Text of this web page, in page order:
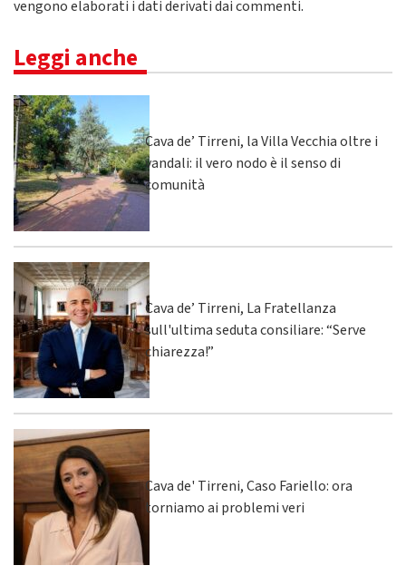
vengono elaborati i dati derivati dai commenti.
Leggi anche
Cava de’ Tirreni, la Villa Vecchia oltre i
vandali: il vero nodo è il senso di
comunità
Cava de’ Tirreni, La Fratellanza
sull'ultima seduta consiliare: “Serve
chiarezza!”
Cava de' Tirreni, Caso Fariello: ora
torniamo ai problemi veri